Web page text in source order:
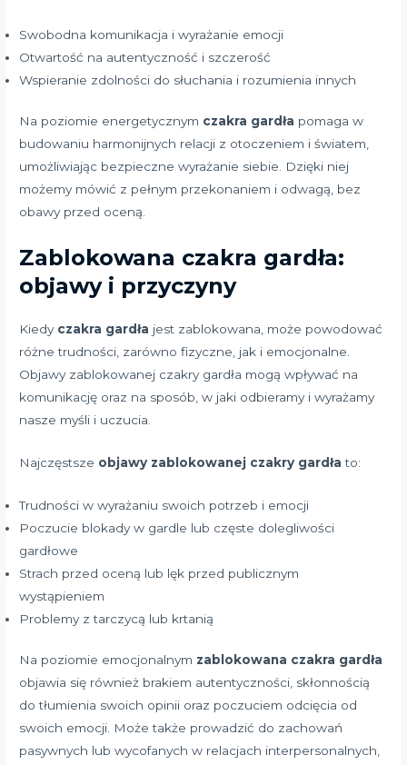
Swobodna komunikacja i wyrażanie emocji
Otwartość na autentyczność i szczerość
Wspieranie zdolności do słuchania i rozumienia innych
Na poziomie energetycznym czakra gardła pomaga w
budowaniu harmonijnych relacji z otoczeniem i światem,
umożliwiając bezpieczne wyrażanie siebie. Dzięki niej
możemy mówić z pełnym przekonaniem i odwagą, bez
obawy przed oceną.
Zablokowana czakra gardła:
objawy i przyczyny
Kiedy czakra gardła jest zablokowana, może powodować
różne trudności, zarówno fizyczne, jak i emocjonalne.
Objawy zablokowanej czakry gardła mogą wpływać na
komunikację oraz na sposób, w jaki odbieramy i wyrażamy
nasze myśli i uczucia.
Najczęstsze objawy zablokowanej czakry gardła to:
Trudności w wyrażaniu swoich potrzeb i emocji
Poczucie blokady w gardle lub częste dolegliwości
gardłowe
Strach przed oceną lub lęk przed publicznym
wystąpieniem
Problemy z tarczycą lub krtanią
Na poziomie emocjonalnym zablokowana czakra gardła
objawia się również brakiem autentyczności, skłonnością
do tłumienia swoich opinii oraz poczuciem odcięcia od
swoich emocji. Może także prowadzić do zachowań
pasywnych lub wycofanych w relacjach interpersonalnych,